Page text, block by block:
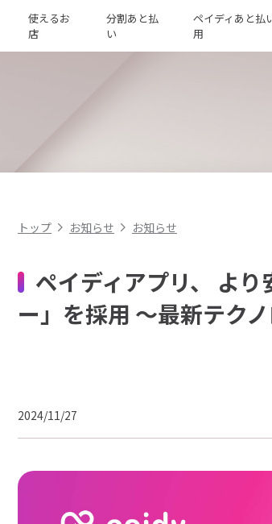
使えるお
店
分割あと払
い
ペイディあと払
用
トップ お知らせ お知らせ
ペイディアプリ、 よ
ー」を採用 〜最新テク
2024/11/27